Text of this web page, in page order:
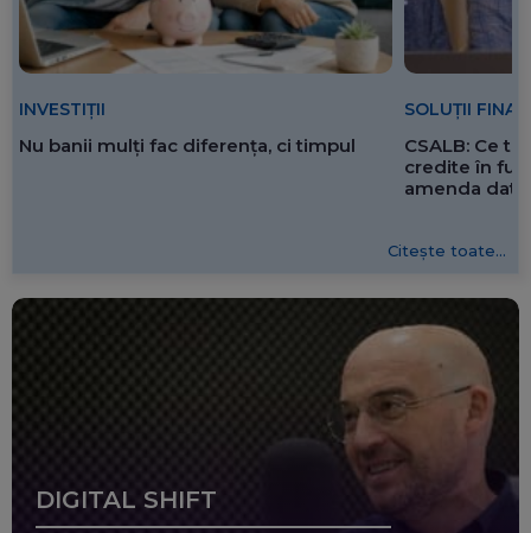
INVESTIȚII
Nu banii mulți fac diferența, ci timpul
SOLUȚII
CSALB: Ce
credite în
amenda
Citește toate...
DIGITAL SHIFT